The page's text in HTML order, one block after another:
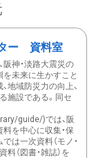
ー 資料室
阪神・淡路大震災の
を未来に生かすこと
地域防災力の向上、
施設である。同セ
guide/)では、阪
を中心に収集・保
は一次資料（モノ・
料（図書・雑誌）を